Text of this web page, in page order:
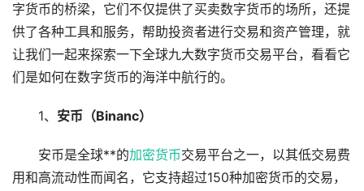
字货币的桥梁，它们不仅提供了买卖数字货币的场所，还提
供了各种工具和服务，帮助投资者进行交易和资产管理，就
让我们一起来探索一下全球九大数字货币交易平台，看看它
们是如何在数字货币的海洋中航行的。
1、 安币（Binanc）
安币是全球**的加密货币交易平台之一，以其低交易费
用和高流动性而闻名，它支持超过150种加密货币的交易，